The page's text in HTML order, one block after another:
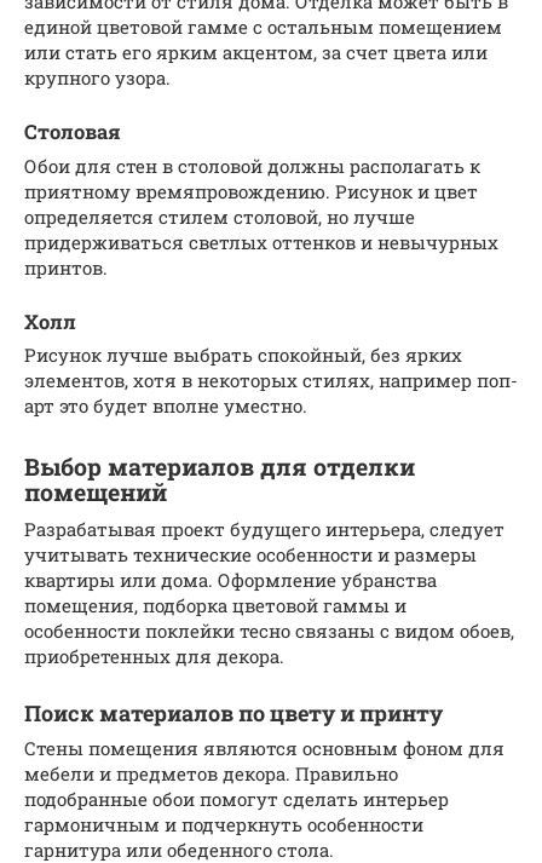
единой цветовой гамме с остальным помещением
или стать его ярким акцентом, за счет цвета или
крупного узора.
Столовая
Обои для стен в столовой должны располагать к
приятному времяпровождению. Рисунок и цвет
определяется стилем столовой, но лучше
придерживаться светлых оттенков и невычурных
принтов.
Холл
Рисунок лучше выбрать спокойный, без ярких
элементов, хотя в некоторых стилях, например поп-
арт это будет вполне уместно.
Выбор материалов для отделки
помещений
Разрабатывая проект будущего интерьера, следует
учитывать технические особенности и размеры
квартиры или дома. Оформление убранства
помещения, подборка цветовой гаммы и
особенности поклейки тесно связаны с видом обоев,
приобретенных для декора.
Поиск материалов по цвету и принту
Стены помещения являются основным фоном для
мебели и предметов декора. Правильно
подобранные обои помогут сделать интерьер
гармоничным и подчеркнуть особенности
гарнитура или обеденного стола.